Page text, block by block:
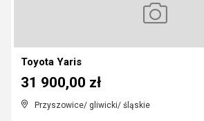
Toyota Yaris
Przyszowice/ gliwicki/ śląskie
31 900,00 zł